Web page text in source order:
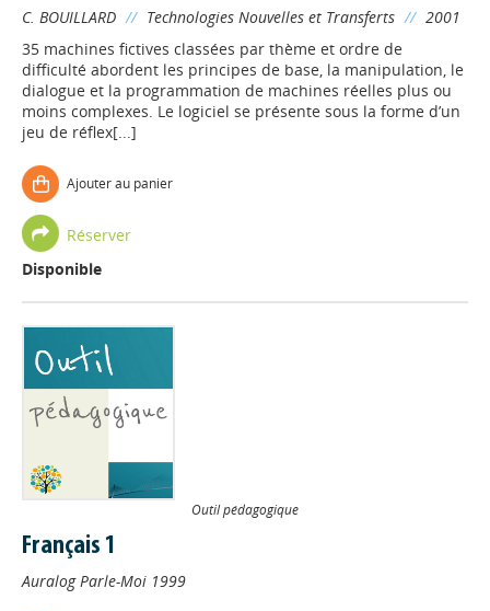
C. BOUILLARD // Technologies Nouvelles et Transferts // 2001
35 machines fictives classées par thème et ordre de
difficulté abordent les principes de base, la manipulation, le
dialogue et la programmation de machines réelles plus ou
moins complexes. Le logiciel se présente sous la forme d’un
jeu de réflex[...]
Ajouter au panier
Réserver
Disponible
Outil pédagogique
Français 1
Auralog Parle-Moi 1999